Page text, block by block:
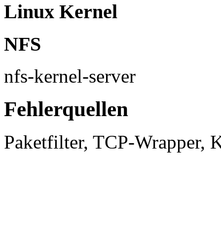
Linux Kernel
NFS
nfs-kernel-server
Fehlerquellen
Paketfilter, TCP-Wrapper,